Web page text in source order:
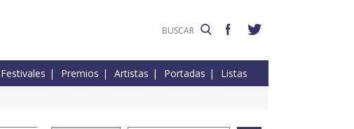
Festivales Premios Artistas Portadas Listas